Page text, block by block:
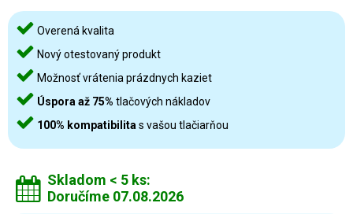
Overená kvalita
Nový otestovaný produkt
Možnosť vrátenia prázdnych kaziet
Úspora až 75% tlačových nákladov
100% kompatibilita s vašou tlačiarňou
Skladom < 5 ks:
Doručíme 07.08.2026